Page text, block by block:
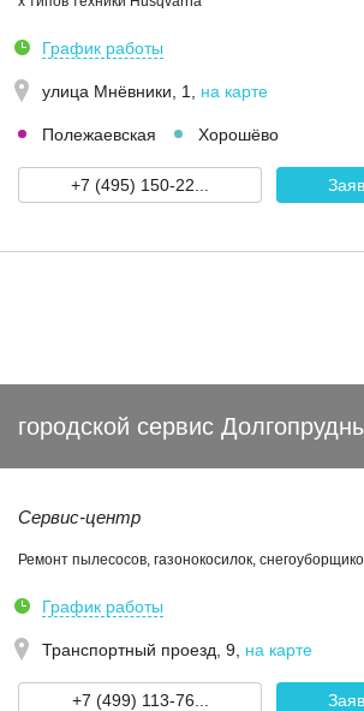
График работы
улица Мнёвники, 1 на карте
Полежаевская Хорошёво
+7 (495) 150-22...
городской сервис
Сервис-центр
Ремонт пылесосов, газонокосилок,
График работы
Транспортный проезд, 9 на карте
+7 (499) 113-76...